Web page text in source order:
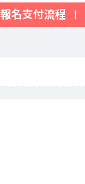
報名支付流程 |